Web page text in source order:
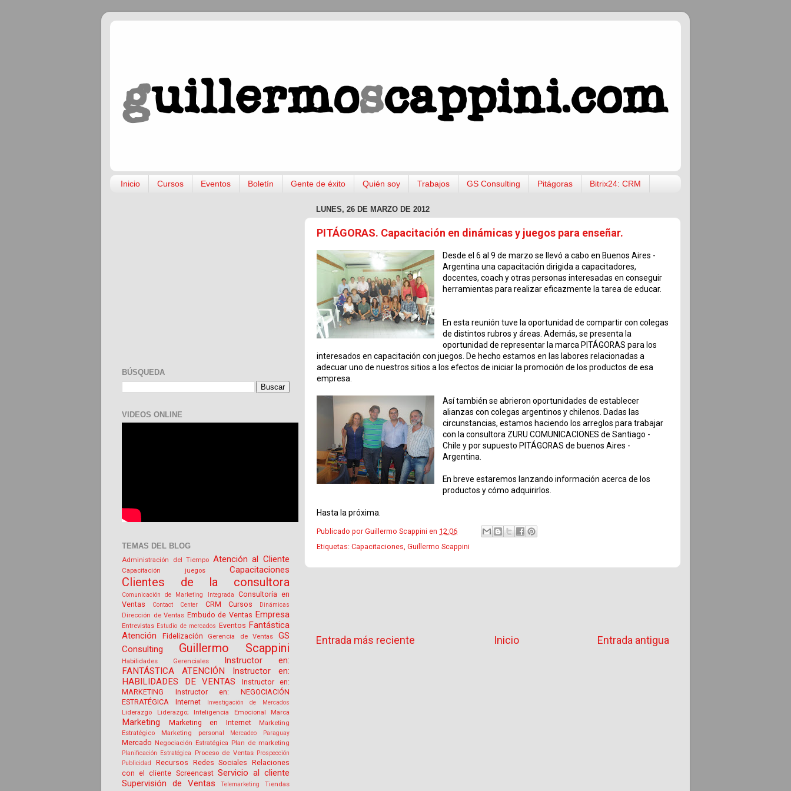
Inicio Cursos Eventos Boletín Gente de éxito Quién soy Trabajos GS Consulting Pitágoras Bitrix24: CRM
LUNES, 26 DE MARZO DE 2012
PITÁGORAS. Capacitación en dinámicas y juegos para enseñar.
Desde el 6 al 9 de marzo se llevó a cabo en Buenos Aires -
Argentina una capacitación dirigida a capacitadores,
docentes, coach y otras personas interesadas en conseguir
herramientas para realizar eficazmente la tarea de educar.
En esta reunión tuve la oportunidad de compartir con colegas
de distintos rubros y áreas. Además, se presenta la
oportunidad de representar la marca PITÁGORAS para los
interesados en capacitación con juegos. De hecho estamos en las labores relacionadas a
adecuar uno de nuestros sitios a los efectos de iniciar la promoción de los productos de esa
empresa.
Así también se abrieron oportunidades de establecer
alianzas con colegas argentinos y chilenos. Dadas las
circunstancias, estamos haciendo los arreglos para trabajar
con la consultora ZURU COMUNICACIONES de Santiago -
Chile y por supuesto PITÁGORAS de buenos Aires -
Argentina.
En breve estaremos lanzando información acerca de los
productos y cómo adquirirlos.
Hasta la próxima.
Publicado por Guillermo Scappini en 12:06
Etiquetas: Capacitaciones, Guillermo Scappini
Entrada más reciente Entrada antigua
Inicio
BÚSQUEDA
VIDEOS ONLINE
TEMAS DEL BLOG
Administración del Tiempo Atención al Cliente
Capacitación juegos Capacitaciones
Clientes de la consultora
Comunicación de Marketing Integrada
Consultoría en
Ventas
Contact Center CRM Cursos Dinámicas
Dirección de Ventas Embudo de Ventas Empresa
Entrevistas Estudio de mercados Eventos Fantástica
Atención
Fidelización Gerencia de Ventas
GS
Consulting
Guillermo Scappini
Habilidades Gerenciales
Instructor en:
FANTÁSTICA ATENCIÓN
Instructor en:
HABILIDADES DE VENTAS
Instructor en:
MARKETING
Instructor en: NEGOCIACIÓN
ESTRATÉGICA
Internet Investigación de Mercados
Liderazgo Liderazgo; Inteligencia Emocional Marca
Marketing Marketing en Internet
Marketing
Estratégico
Marketing personal Mercadeo Paraguay
Mercado Negociación Estratégica Plan de marketing
Planificación Estratégica Proceso de Ventas
Prospección
Publicidad
Recursos Redes Sociales Relaciones
con el cliente Screencast Servicio al cliente
Supervisión de Ventas
Telemarketing Tiendas